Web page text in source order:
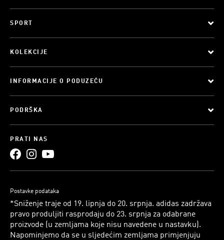
SPORT
KOLEKCIJE
INFORMACIJE O PODUZEĆU
PODRŠKA
PRATI NAS
Postavke podataka
*Sniženje traje od 19. lipnja do 20. srpnja. adidas zadržava
pravo produljiti rasprodaju do 23. srpnja za odabrane
proizvode (u zemljama koje nisu navedene u nastavku).
Napominjemo da se u sljedećim zemljama primjenjuju